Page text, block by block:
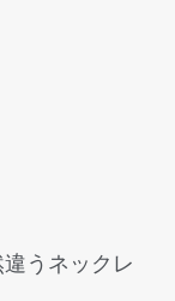
うネックレ